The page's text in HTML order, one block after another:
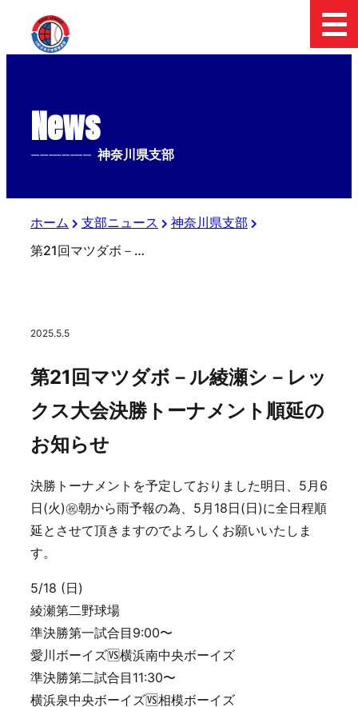
News
-------------- 神奈川県支部
ホーム 支部ニュース
神奈川県支部
第21回マツダボ－ル綾瀬シ－レックス大会決勝トーナメント順延のお知らせ
2025.5.5
第21回マツダボ－ル綾瀬シ－レッ
クス大会決勝トーナメント順延の
お知らせ
決勝トーナメントを予定しておりました明日、5月6
日(火)㊗️朝から雨予報の為、5月18日(日)に全日程順
延とさせて頂きますのでよろしくお願いいたしま
す。
5/18 (日)
綾瀬第二野球場
準決勝第一試合目9:00〜
愛川ボーイズ🆚横浜南中央ボーイズ
準決勝第二試合目11:30〜
横浜泉中央ボーイズ🆚相模ボーイズ